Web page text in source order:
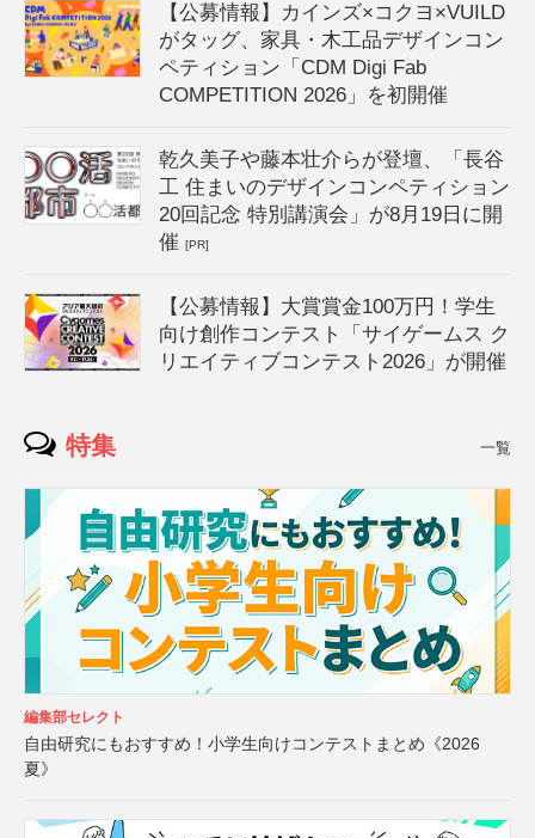
【公募情報】カインズ×コクヨ×VUILD
がタッグ、家具・木工品デザインコン
ペティション「CDM Digi Fab
COMPETITION 2026」を初開催
乾久美子や藤本壮介らが登壇、「長谷
工 住まいのデザインコンペティション
20回記念 特別講演会」が8月19日に開
催[PR]
【公募情報】大賞賞金100万円！学生
向け創作コンテスト「サイゲームス ク
リエイティブコンテスト2026」が開催
特集 一覧
編集部セレクト
自由研究にもおすすめ！小学生向けコンテストまとめ《2026
夏》